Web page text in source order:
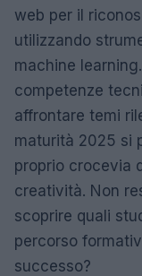
web per il
utilizzando
machine
competenze
affrontare temi
maturità 2025 si
proprio crocevia
creatività. Non
scoprire quali
percorso
successo?